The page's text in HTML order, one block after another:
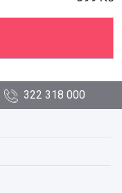
322 318 000